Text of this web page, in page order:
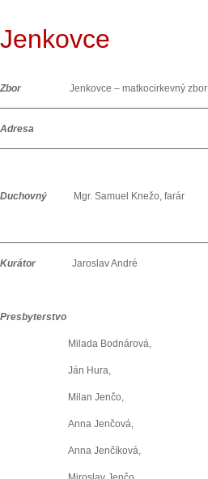
Jenkovce
Zbor Jenkovce – matkocirkevný zbor
Adresa
Duchovný Mgr. Samuel Knežo, farár
Kurátor Jaroslav André
Presbyterstvo
Milada Bodnárová,
Ján Hura,
Milan Jenčo,
Anna Jenčová,
Anna Jenčíková,